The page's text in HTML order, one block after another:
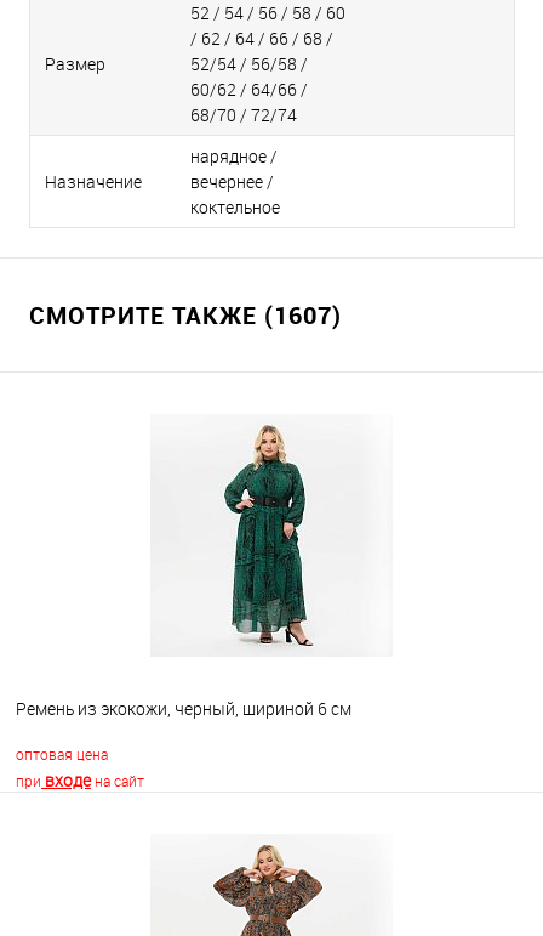
Размер
52 / 54 / 56 / 58 / 60
/ 62 / 64 / 66 / 68 /
52/54 / 56/58 /
60/62 / 64/66 /
68/70 / 72/74
Назначение
нарядное /
вечернее /
коктельное
СМОТРИТЕ ТАКЖЕ (1607)
Ремень из экокожи, черный, шириной 6 см
оптовая цена
при входена сайт
В корзину